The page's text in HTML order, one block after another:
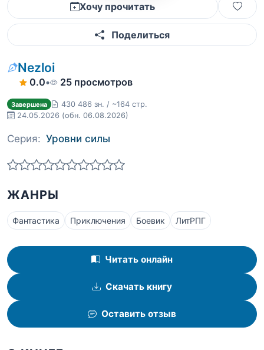
Хочу прочитать
Поделиться
Nezloi
0.0• 25 просмотров
Завершена
430 486 зн. / ~164 стр.
24.05.2026 (обн. 06.08.2026)
Серия: Уровни силы
ЖАНРЫ
Фантастика Приключения Боевик ЛитРПГ
Читать онлайн
Скачать книгу
Оставить отзыв